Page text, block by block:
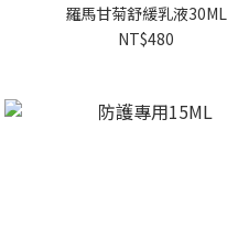
羅馬甘菊舒緩乳液30ML
NT$480